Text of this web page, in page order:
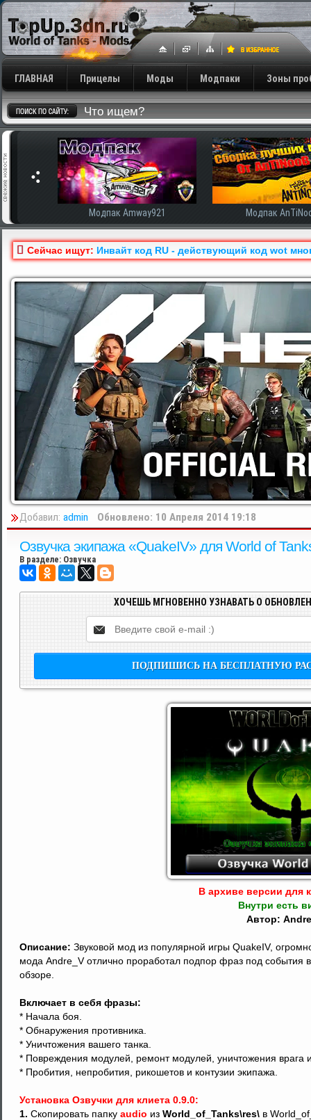
ГЛАВНАЯ Прицелы Моды Модпаки Зоны
Модпак Amway921 Модпак
Сейчас ищут: Инвайт код RU - действующий код wot
Добавил: admin Обновлено: 10 Апреля 2014 19:18
Озвучка экипажа «QuakeIV» для World of
В разделе: Озвучка
ХОЧЕШЬ МГНОВЕННО УЗНАВАТЬ О
В архиве версии для
Внутри есть
Автор:
Описание: Звуковой мод из популярной игры QuakeIV,
мода Andre_V отлично проработал подпор фраз под события
обзоре.
Включает в себя фразы:
* Начала боя.
* Обнаружения противника.
* Уничтожения вашего танка.
* Повреждения модулей, ремонт модулей, уничтожения врага
* Пробития, непробития, рикошетов и контузии экипажа.
Установка Озвучки для клиета 0.9.0:
1. Скопировать папку audio из World_of_Tanks\res\ в